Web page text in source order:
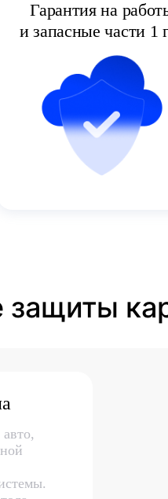
Гарантия на
и запасные части 1
защиты